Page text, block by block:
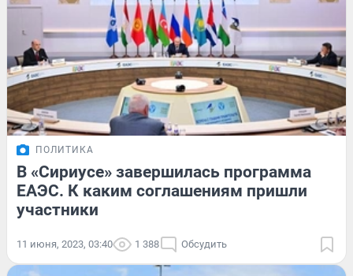
ПОЛИТИКА
В «Сириусе» завершилась программа
ЕАЭС. К каким соглашениям пришли
участники
11 июня, 2023, 03:40 1 388 Обсудить